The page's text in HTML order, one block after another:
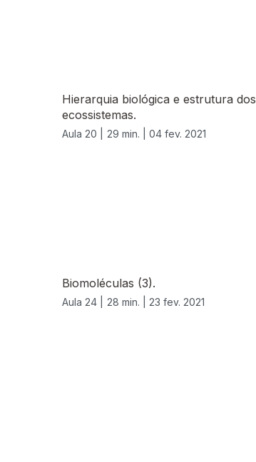
Hierarquia biológica e estrutura dos
ecossistemas.
Aula 20 | 29 min. | 04 fev. 2021
Biomoléculas (3).
Aula 24 | 28 min. | 23 fev. 2021